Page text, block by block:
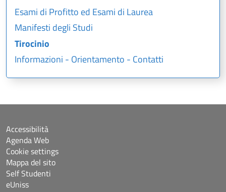
Esami di Profitto ed Esami di Laurea
Manifesti degli Studi
Tirocinio
Informazioni - Orientamento - Contatti
Accessibilità
Agenda Web
Cookie settings
Mappa del sito
Self Studenti
eUniss